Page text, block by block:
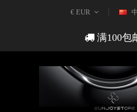
€ EUR
满100包